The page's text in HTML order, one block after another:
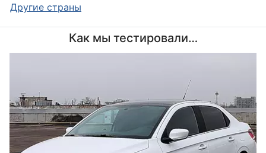
Другие страны
Как мы тестировали…